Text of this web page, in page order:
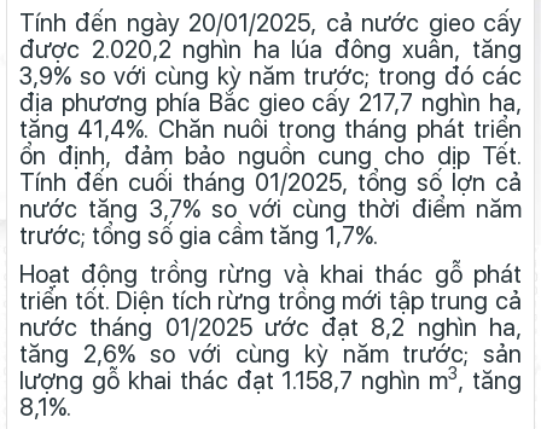
Tính đến ngày 20/01/2025, cả nước gieo cấy
được 2.020,2 nghìn ha lúa đông xuân, tăng
3,9% so với cùng kỳ năm trước; trong đó các
địa phương phía Bắc gieo cấy 217,7 nghìn ha,
tăng 41,4%. Chăn nuôi trong tháng phát triển
ổn định, đảm bảo nguồn cung cho dịp Tết.
Tính đến cuối tháng 01/2025, tổng số lợn cả
nước tăng 3,7% so với cùng thời điểm năm
trước; tổng số gia cầm tăng 1,7%.
Hoạt động trồng rừng và khai thác gỗ phát
triển tốt. Diện tích rừng trồng mới tập trung cả
nước tháng 01/2025 ước đạt 8,2 nghìn ha,
tăng 2,6% so với cùng kỳ năm trước; sản
lượng gỗ khai thác đạt 1.158,7 nghìn m3, tăng
8,1%.